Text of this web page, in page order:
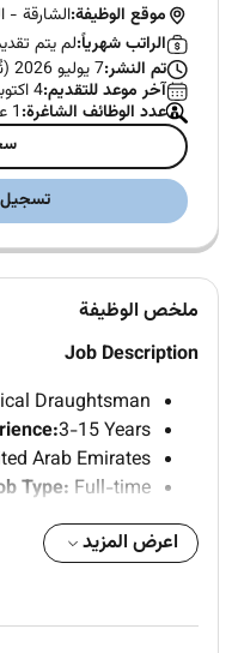
موقع الوظيفة:الشارقة -
الراتب شهرياً:لم يتم
تم النشر:7 يوليو 2026 (نُشرت قبل 30 يوم)
آخر موعد للتقديم:4 اكتوبر 2026
عدد الوظائف الشاغرة:1 عدد الوظائف الشاغرة
تسجيل
ملخص الوظيفة
Job Description
Draughtsman
3-15 Years
Arab Emirates
Type: Full-time
Must Haves:
in the water
اعرض المزيد